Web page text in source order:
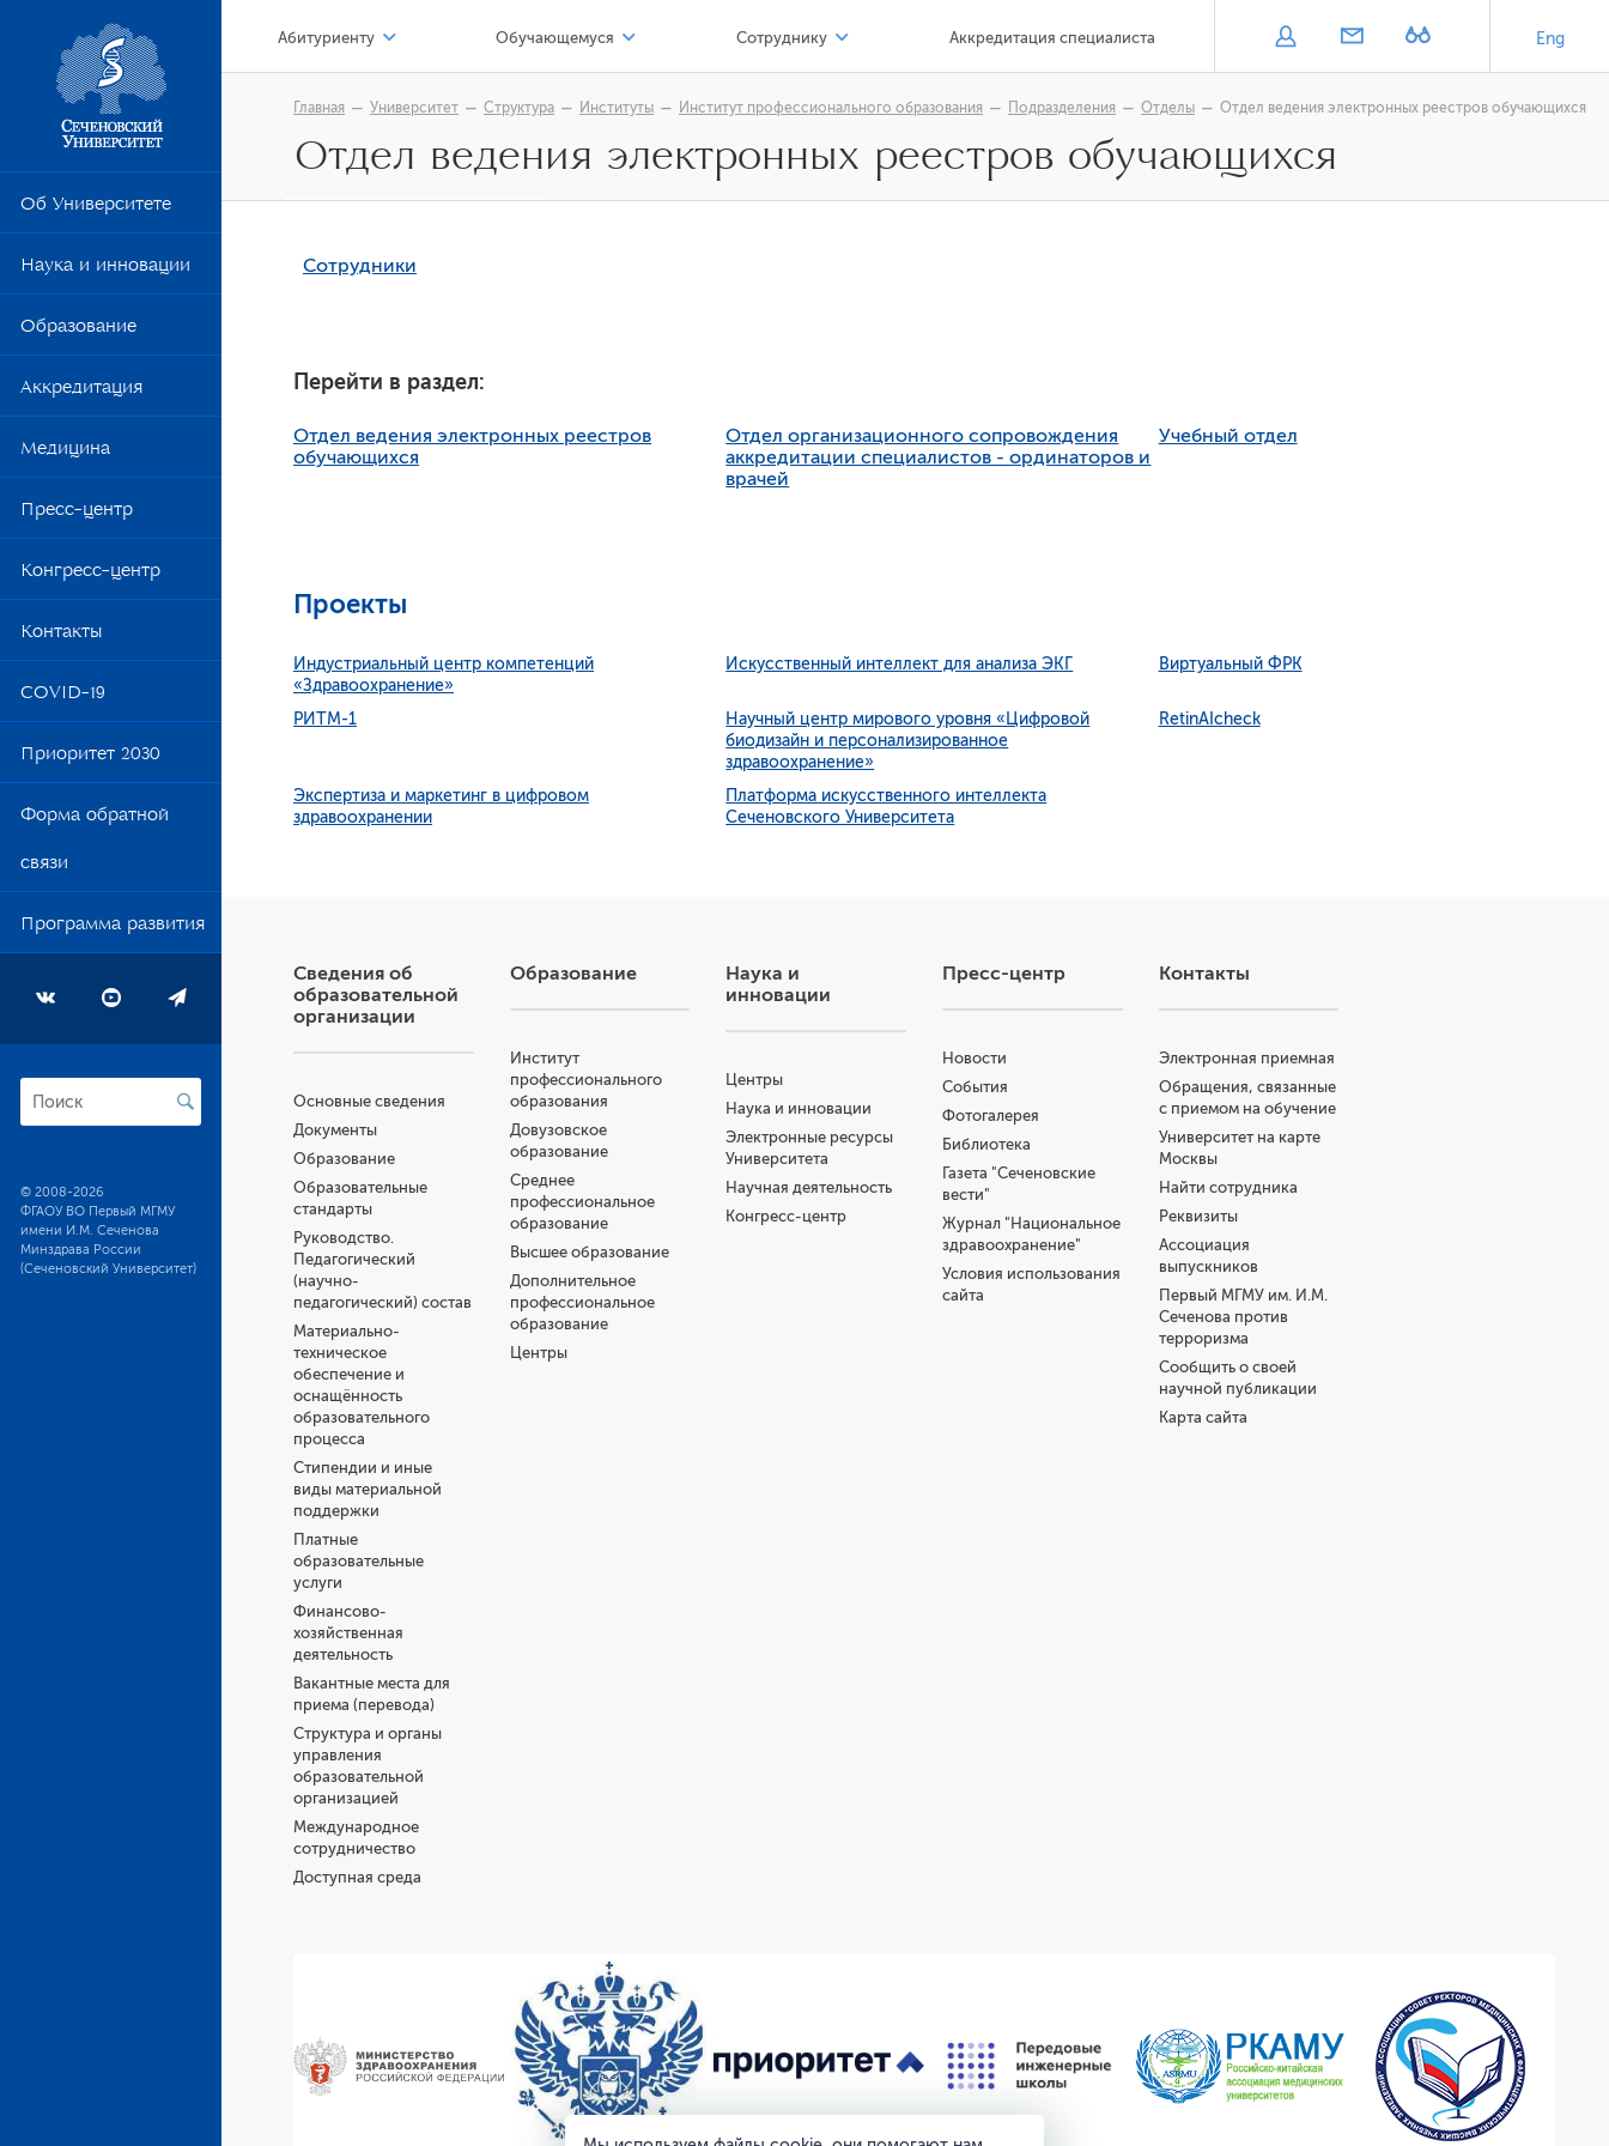
Об Университете
Наука и инновации
Образование
Аккредитация
Медицина
Пресс-центр
Конгресс-центр
Контакты
COVID-19
Приоритет 2030
Форма обратной
связи
Программа развития
© 2008-2026
ФГАОУ ВО Первый МГМУ
имени И.М. Сеченова
Минздрава России
(Сеченовский Университет)
Абитуриенту
Приемная кампания 2026
Приемная кампания 2025
Обучающемуся
Центр карьеры
Сотруднику
Соискателю
Аккредитация специалиста Eng
Главная Университет Структура Институты Институт профессионального образования Подразделения Отделы Отдел ведения электронных реестров обучающихся
Отдел ведения электронных реестров обучающихся
Сотрудники
Перейти в раздел:
Отдел ведения электронных реестров
обучающихся
Отдел организационного сопровождения
аккредитации специалистов - ординаторов и
врачей
Учебный отдел
Проекты
Индустриальный центр компетенций
«Здравоохранение»
Искусственный интеллект для анализа ЭКГ Виртуальный ФРК
РИТМ-1
Научный центр мирового уровня «Цифровой
биодизайн и персонализированное
здравоохранение»
RetinAIcheck
Экспертиза и маркетинг в цифровом
здравоохранении
Платформа искусственного интеллекта
Сеченовского Университета
Сведения об
образовательной
организации
Основные сведения
Документы
Образование
Образовательные
стандарты
Руководство.
Педагогический
(научно-
педагогический) состав
Материально-
техническое
обеспечение и
оснащённость
образовательного
процесса
Стипендии и иные
виды материальной
поддержки
Платные
образовательные
услуги
Финансово-
хозяйственная
деятельность
Вакантные места для
приема (перевода)
Структура и органы
управления
образовательной
организацией
Международное
сотрудничество
Доступная среда
Образование
Институт
профессионального
образования
Довузовское
образование
Среднее
профессиональное
образование
Высшее образование
Дополнительное
профессиональное
образование
Центры
Наука и
инновации
Центры
Наука и инновации
Электронные ресурсы
Университета
Научная деятельность
Конгресс-центр
Пресс-центр
Новости
События
Фотогалерея
Библиотека
Газета "Сеченовские
вести"
Журнал "Национальное
здравоохранение"
Условия использования
сайта
Контакты
Электронная приемная
Обращения, связанные
с приемом на обучение
Университет на карте
Москвы
Найти сотрудника
Реквизиты
Ассоциация
выпускников
Первый МГМУ им. И.М.
Сеченова против
терроризма
Сообщить о своей
научной публикации
Карта сайта